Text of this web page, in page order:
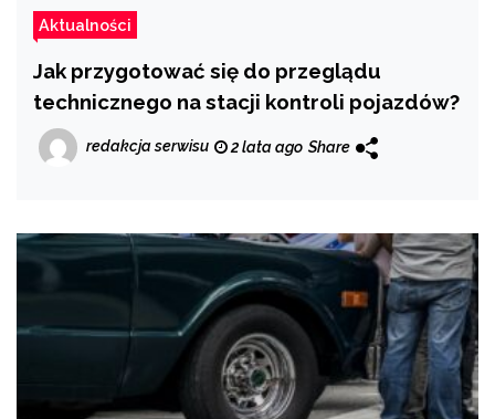
Aktualności
Jak przygotować się do przeglądu
technicznego na stacji kontroli pojazdów?
redakcja serwisu 2 lata ago Share